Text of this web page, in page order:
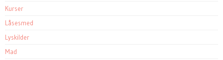
Kurser
Låsesmed
Lyskilder
Mad